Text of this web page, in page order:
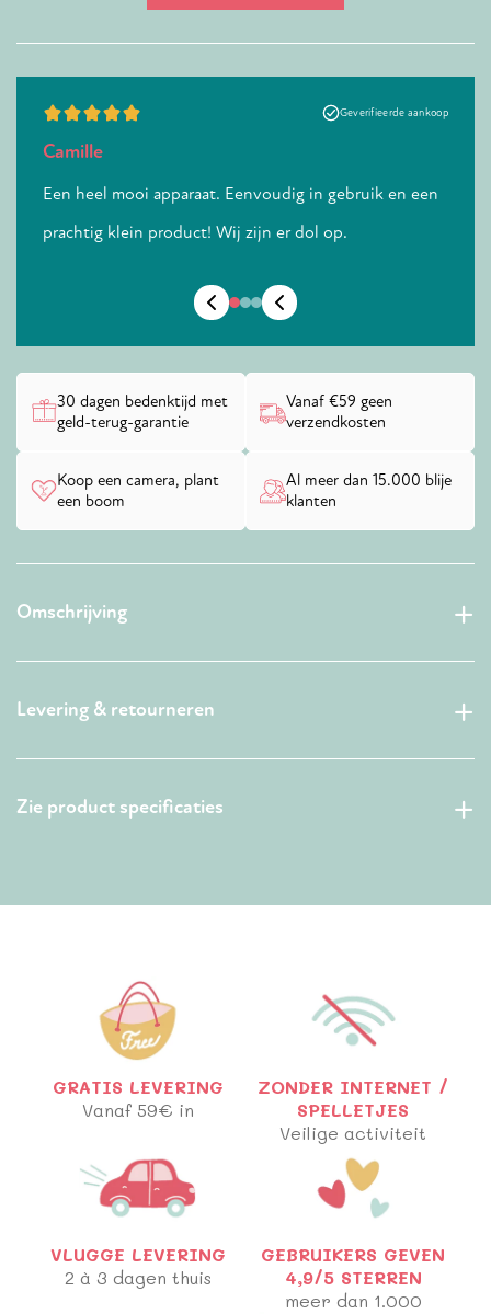
Geverifieerde aankoop
Camille
Een heel mooi apparaat. Eenvoudig in gebruik en een
prachtig klein product! Wij zijn er dol op.
30 dagen bedenktijd met
geld-terug-garantie
Vanaf €59 geen
verzendkosten
Koop een camera, plant
een boom
Al meer dan 15.000 blije
klanten
Omschrijving
Levering & retourneren
Zie product specificaties
GRATIS LEVERING
Vanaf 59€ in
ZONDER INTERNET /
SPELLETJES
Veilige activiteit
VLUGGE LEVERING
2 à 3 dagen thuis
GEBRUIKERS GEVEN
4,9/5 STERREN
meer dan 1.000